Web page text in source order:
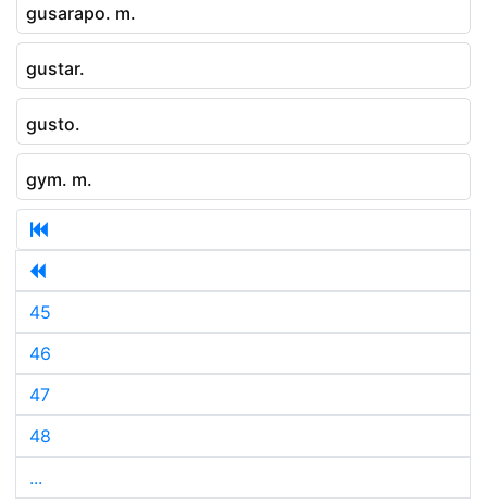
gusarapo. m.
gustar.
gusto.
gym. m.
45
46
47
48
...